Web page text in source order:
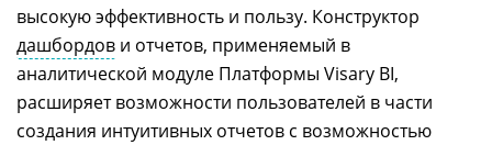
высокую эффективность и пользу. Конструктор
дашбордов и отчетов, применяемый в
аналитической модуле Платформы Visary BI,
расширяет возможности пользователей в части
создания интуитивных отчетов с возможностью